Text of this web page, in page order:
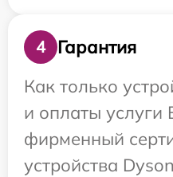
4
Гарантия
Как только
и оплаты услуги
фирменный
устройства